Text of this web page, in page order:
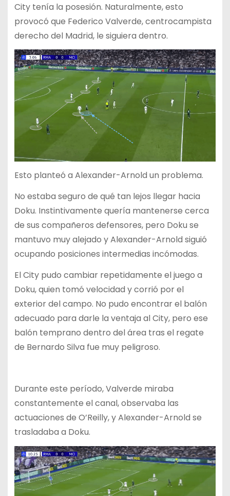
City tenía la posesión. Naturalmente, esto
provocó que Federico Valverde, centrocampista
derecho del Madrid, le siguiera dentro.
Esto planteó a Alexander-Arnold un problema.
No estaba seguro de qué tan lejos llegar hacia
Doku. Instintivamente quería mantenerse cerca
de sus compañeros defensores, pero Doku se
mantuvo muy alejado y Alexander-Arnold siguió
ocupando posiciones intermedias incómodas.
El City pudo cambiar repetidamente el juego a
Doku, quien tomó velocidad y corrió por el
exterior del campo. No pudo encontrar el balón
adecuado para darle la ventaja al City, pero ese
balón temprano dentro del área tras el regate
de Bernardo Silva fue muy peligroso.
Durante este período, Valverde miraba
constantemente el canal, observaba las
actuaciones de O’Reilly, y Alexander-Arnold se
trasladaba a Doku.